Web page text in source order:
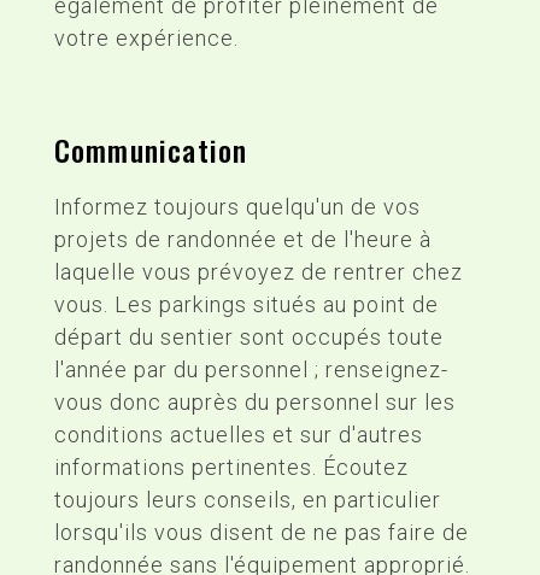
également de profiter pleinement de
votre expérience.
Communication
Informez toujours quelqu'un de vos
projets de randonnée et de l'heure à
laquelle vous prévoyez de rentrer chez
vous. Les parkings situés au point de
départ du sentier sont occupés toute
l'année par du personnel ; renseignez-
vous donc auprès du personnel sur les
conditions actuelles et sur d'autres
informations pertinentes. Écoutez
toujours leurs conseils, en particulier
lorsqu'ils vous disent de ne pas faire de
randonnée sans l'équipement approprié.